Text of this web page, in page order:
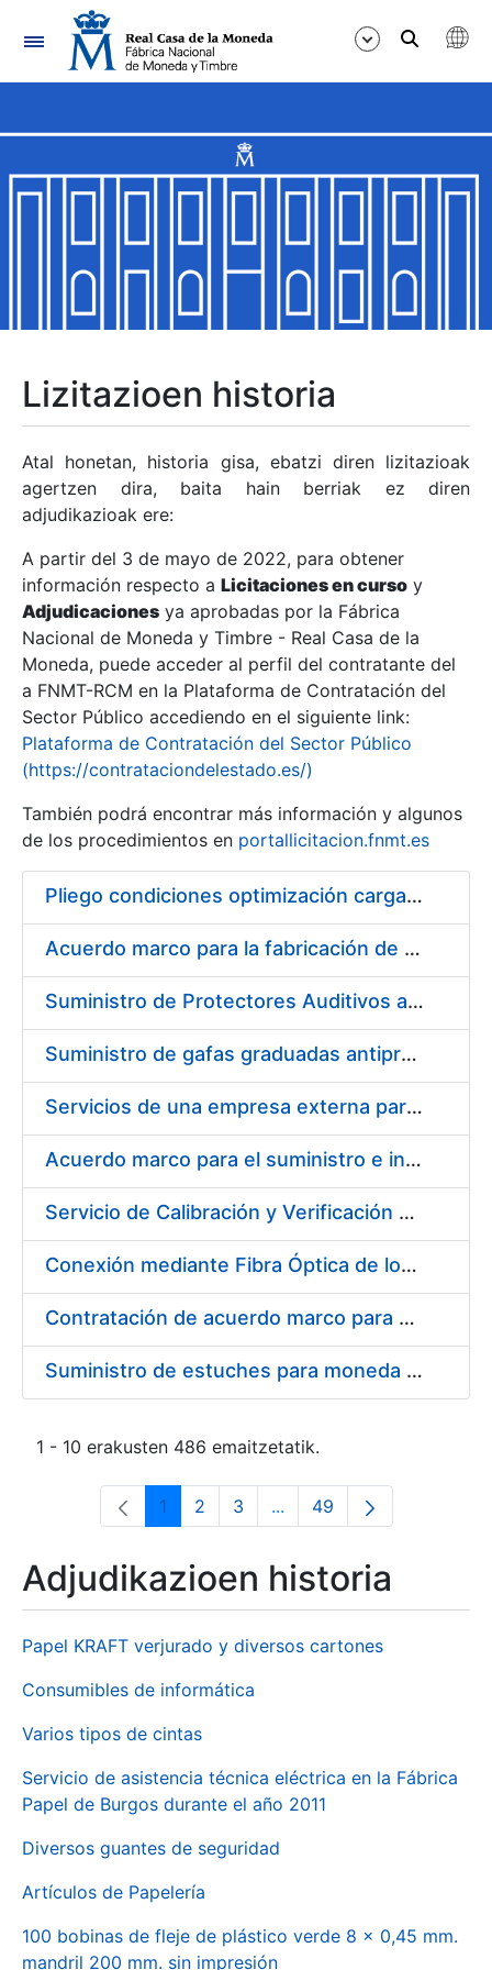
Nabigazioa
Erakutsi/Ezkutatu
Erakutsi/Ezkutatu
Erakutsi/Ezkutatu
Erakutsi/Ezkutatu
Erakutsi/Ezkutatu
Erakutsi/Ezkutatu
Erakutsi/Ezkutatu
Erakutsi/Ezkutatu
Lizitazioen historia
Atal honetan, historia gisa, ebatzi diren lizitazioak
agertzen dira, baita hain berriak ez diren
adjudikazioak ere:
A partir del 3 de mayo de 2022, para obtener
información respecto a Licitaciones en curso y
Adjudicaciones ya aprobadas por la Fábrica
Nacional de Moneda y Timbre - Real Casa de la
Moneda, puede acceder al perfil del contratante del
a FNMT-RCM en la Plataforma de Contratación del
Sector Público accediendo en el siguiente link:
Plataforma de Contratación del Sector Público
(https://contrataciondelestado.es/)
También podrá encontrar más información y algunos
de los procedimientos en portallicitacion.fnmt.es
Pliego condiciones optimización cargas compras firmado
Acuerdo marco para la fabricación de piezas
Suministro de Protectores Auditivos a medida para las personas trabajadoras de los Centros de Trabajo de Madrid y Burgos
Suministro de gafas graduadas antiproyecciones para los trabajadores de la FNMT-RCM en los centros de trabajo de Madrid y Burgos
Servicios de una empresa externa para el asesoramiento y resolución de los recursos de alzada que se presentan relacionados con procesos de selección para la FNMT-RCM
Acuerdo marco para el suministro e instalación de persianas, estores y otros complementos
Servicio de Calibración y Verificación Externa de los Equipos de Medición del Servicio de Prevención de la FNMT-RCM
Conexión mediante Fibra Óptica de los Centros de Proceso de Datos (CPDs) de las sedes de la FNMT-RCM de Burgos y Madrid
Contratación de acuerdo marco para el Suministro de Material de Electricidad para la Fábrica Nacional de Moneda y Timbre-Real Casa de la Moneda en su centro de trabajo de Burgos
Suministro de estuches para moneda de 30 €
1 - 10 erakusten 486 emaitzetatik.
Orrialdea
1 Orrialdea
2 Orrialdea
3 ...Intermediate Pages Use
Orrialdea
49
Adjudikazioen historia
Papel KRAFT verjurado y diversos cartones
Consumibles de informática
Varios tipos de cintas
Servicio de asistencia técnica eléctrica en la Fábrica
Papel de Burgos durante el año 2011
Diversos guantes de seguridad
Artículos de Papelería
100 bobinas de fleje de plástico verde 8 x 0,45 mm.
mandril 200 mm. sin impresión